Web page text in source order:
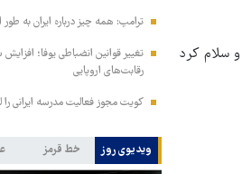
سلام کرد
ترامپ: همه چیز درباره ایران به
تغییر قوانین انضباطی یوفا؛
رقابت‌های اروپایی
کویت مجوز فعالیت مدرسه ایرانی را
ویدیوی روز خط قرمز